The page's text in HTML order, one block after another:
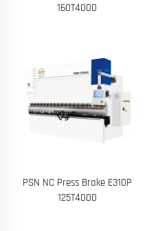
160T4000
PSN NC Press Brake E310P
125T4000